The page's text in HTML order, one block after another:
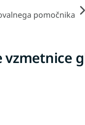
vzmetnice
pomočnika